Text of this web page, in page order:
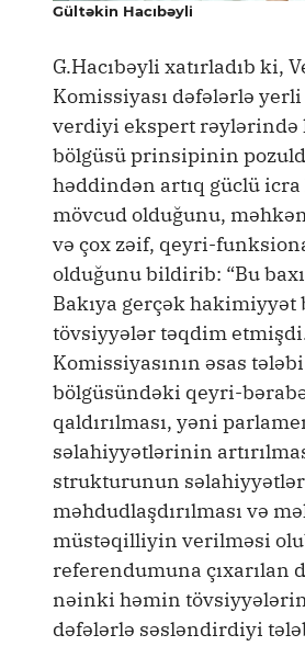
Gültəkin Hacıbəyli
G.Hacıbəyli xatırladıb ki,
Komissiyası dəfələrlə
verdiyi ekspert
bölgüsü prinsipinin
həddindən artıq güclü
mövcud olduğunu,
və çox zəif, qeyri-
olduğunu bildirib: “Bu
Bakıya gerçək hakimiyyət
tövsiyyələr təqdim
Komissiyasının əsas
bölgüsündəki qeyri-
qaldırılması, yəni
səlahiyyətlərinin
strukturunun
məhdudlaşdırılması və
müstəqilliyin verilməsi
referendumuna çıxarılan
nəinki həmin
dəfələrlə səsləndirdiyi